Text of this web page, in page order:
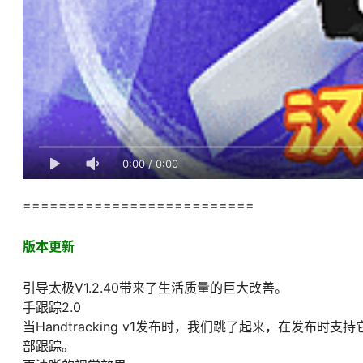
0:00/0:00
==========================
版本更新
引导太极V1.2.40带来了生活质量的巨大改善。
手跟踪2.0
当Handtracking v1发布时，我们跳了起来，在发布时支
部跟踪。